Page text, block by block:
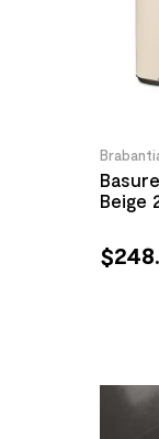
Beige
$248.